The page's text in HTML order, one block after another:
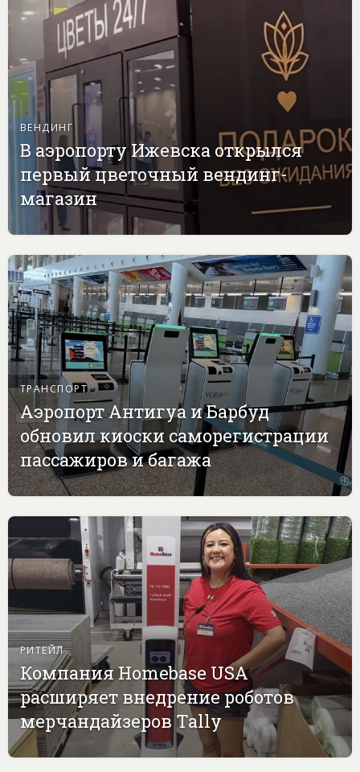
ВЕНДИНГ
В аэропорту Ижевска открылся
первый цветочный вендинг-
магазин
ТРАНСПОРТ
Аэропорт Антигуа и Барбуд
обновил киоски саморегистрации
пассажиров и багажа
РИТЕЙЛ
Компания Homebase USA
расширяет внедрение роботов
мерчандайзеров Tally